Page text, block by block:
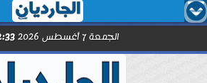
  
الجمعة 7 أغسطس 2026